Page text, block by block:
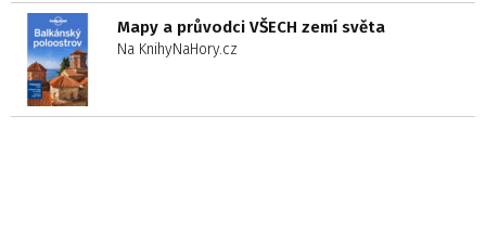
Mapy a průvodci VŠECH zemí světa
Na KnihyNaHory.cz